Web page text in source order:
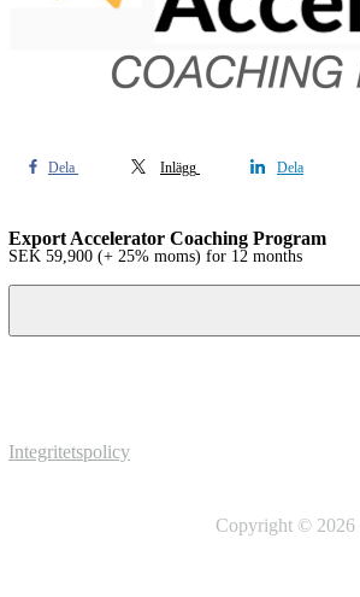
Dela Inlägg Dela
Export Accelerator Coaching Program
SEK 59,900 (+ 25% moms) for 12 months
Integritetspolicy
Copyright © 2026